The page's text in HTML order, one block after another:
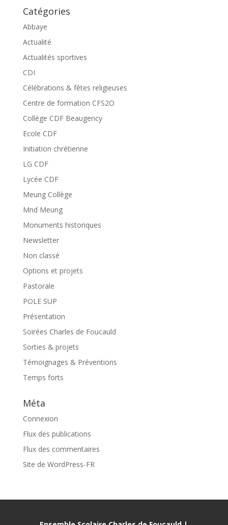
Catégories
Abbaye
Actualité
Actualités sportives
CDI
Célébrations & fêtes religieuses
Centre de formation CFS2O
Collège CDF Beaugency
Ecole CDF
Initiation chrétienne
LG CDF
Lycée CDF
Meung Collège
Mnd Meung
Monuments historiques
Newsletter
Non classé
Options et projets
Pastorale
POLE SUP
Présentation
Soirées Charles de Foucauld
Sorties & projets
Témoignages & Préventions
Temps forts
Méta
Connexion
Flux des publications
Flux des commentaires
Site de WordPress-FR